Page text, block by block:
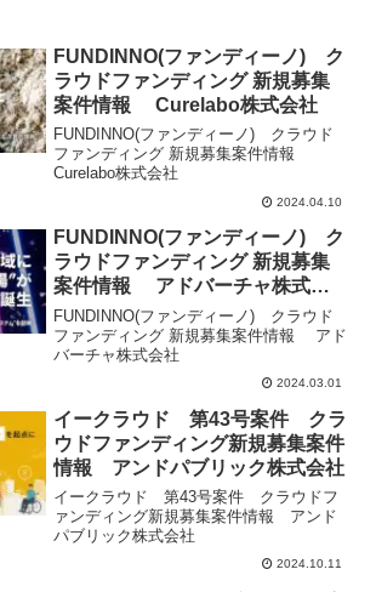
FUNDINNO(ファンディーノ) ク
ラウドファンディング 新規募集
案件情報 Curelabo株式会社
FUNDINNO(ファンディーノ) クラウド
ファンディング 新規募集案件情報
Curelabo株式会社
2024.04.10
FUNDINNO(ファンディーノ) ク
ラウドファンディング 新規募集
案件情報 アドバーチャ株式会
社
FUNDINNO(ファンディーノ) クラウド
ファンディング 新規募集案件情報 アド
バーチャ株式会社
2024.03.01
イークラウド 第43号案件 クラ
ウドファンディング新規募集案件
情報 アンドパブリック株式会社
イークラウド 第43号案件 クラウドフ
ァンディング新規募集案件情報 アンド
パブリック株式会社
2024.10.11